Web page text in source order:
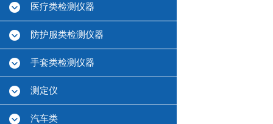
医疗类检测仪器
防护服类检测仪器
手套类检测仪器
测定仪
汽车类